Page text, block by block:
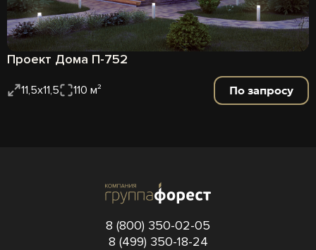
Проект Дома П-752
11,5х11,5 110 м² По запросу
8 (800) 350-02-05
8 (499) 350-18-24